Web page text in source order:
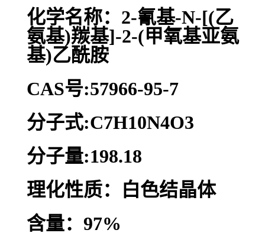
化学名称：2-氰基-N-[(乙
氨基)羰基]-2-(甲氧基亚氨
基)乙酰胺
CAS号:57966-95-7
分子式:C7H10N4O3
分子量:198.18
理化性质：白色结晶体
含量：97%